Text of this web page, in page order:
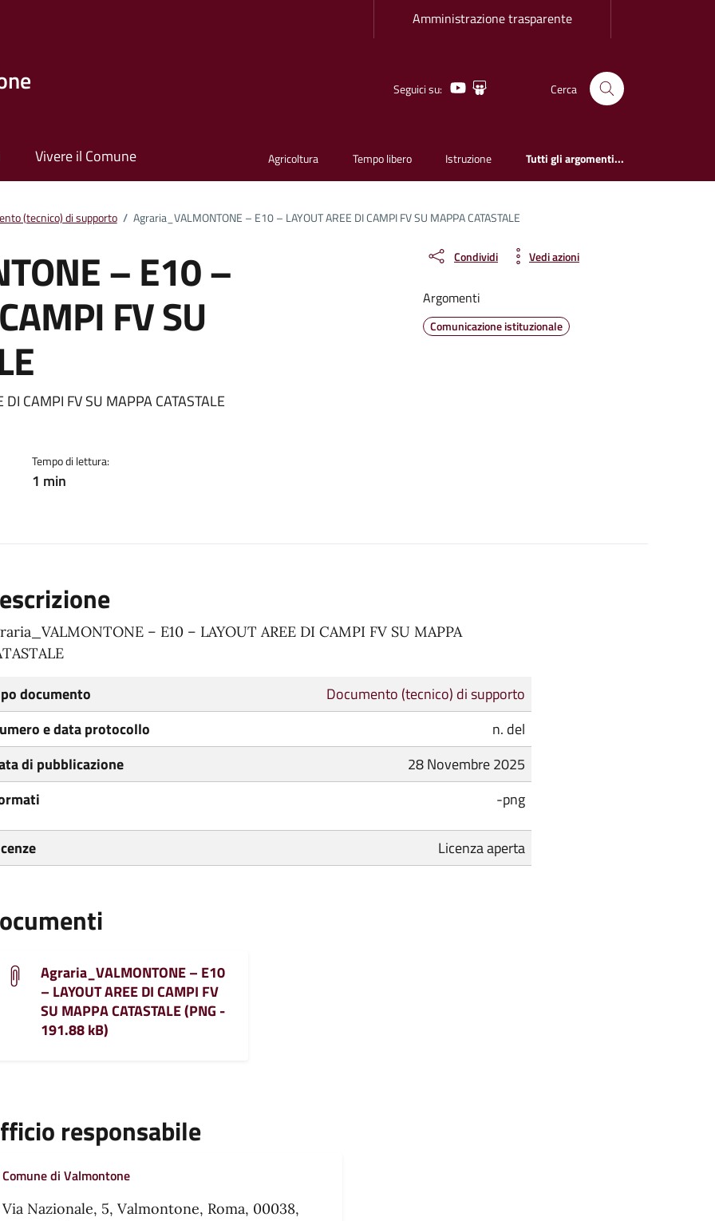
Amministrazione trasparente
Seguici su: YoutubeSlideshare Cerca
Vivere il Comune Agricoltura Tempo libero Istruzione Tutti gli argomenti...
(tecnico) di supporto / Agraria_VALMONTONE – E10 – LAYOUT AREE DI CAMPI FV SU MAPPA CATASTALE
– E10 –
FV SU
CAMPI FV SU MAPPA CATASTALE
Tempo di lettura:
1 min
Condividi Vedi azioni
Argomenti
Comunicazione istituzionale
– E10 – LAYOUT AREE DI CAMPI FV SU MAPPA
documento
Documento (tecnico) di supporto
e data protocollo
n. del
di pubblicazione
28 Novembre 2025
-png
Licenza aperta
Agraria_VALMONTONE – E10
– LAYOUT AREE DI CAMPI FV
SU MAPPA CATASTALE (PNG -
191.88 kB)
responsabile
Comune di Valmontone
Via Nazionale, 5, Valmontone, Roma, 00038,